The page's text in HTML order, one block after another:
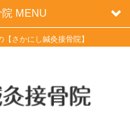
さかにし鍼灸接骨院】
MENU